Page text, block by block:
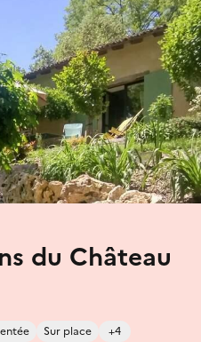
du Château
Sur place +4